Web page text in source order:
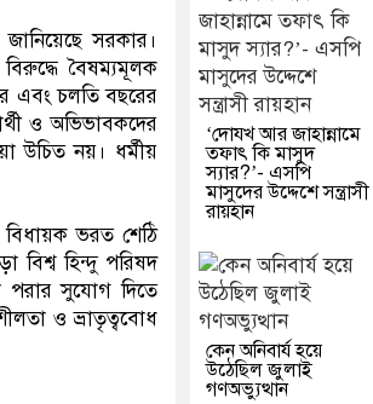
সরকার।
বিরুদ্ধে বৈষম্যমূলক
এবং চলতি বছরের
ও অভিভাবকদের
উচিত নয়। ধর্মীয়
বিধায়ক ভরত শেঠি
বিশ্ব হিন্দু পরিষদ
পরার সুযোগ দিতে
ও ভ্রাতৃত্ববোধ
‘দোযখ আর জাহান্নামে
তফাৎ কি মাসুদ
স্যার?’- এসপি
মাসুদের উদ্দেশে সন্ত্রাসী
রায়হান
কেন অনিবার্য হয়ে
উঠেছিল জুলাই
গণঅভ্যুত্থান